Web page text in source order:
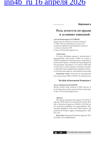
inn4b_ru 16 апреля 2026